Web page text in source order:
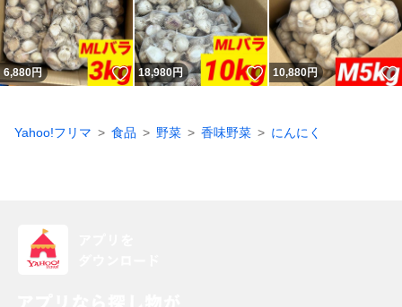
6,880円 いいね！
18,980円 いいね！
10,880円
Yahoo!フリマ 食品 野菜 香味野菜 にんにく